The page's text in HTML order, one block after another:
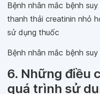
Bệnh nhân mắc bệnh
thanh thải creatinin nhỏ
sử dụng thuốc
Bệnh nhân mắc bệnh
6. Những điều
quá trình sử